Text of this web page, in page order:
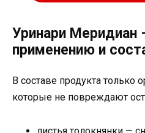
Уринари Меридиан
применению и
В составе продукта только
которые не повреждают
листья толокнянки —